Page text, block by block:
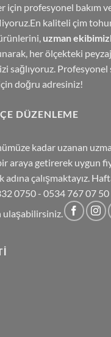
için profesyonel bakım
kaliteli çim
uzman
her ölçekteki
sağlıyoruz. Profesyonel
doğru adresiniz!
DÜZENLEME
kadar uzanan
araya getirerek uygun
çalışmaktayız.
0750 - 0534 767 07 50
ulaşabilirsiniz.